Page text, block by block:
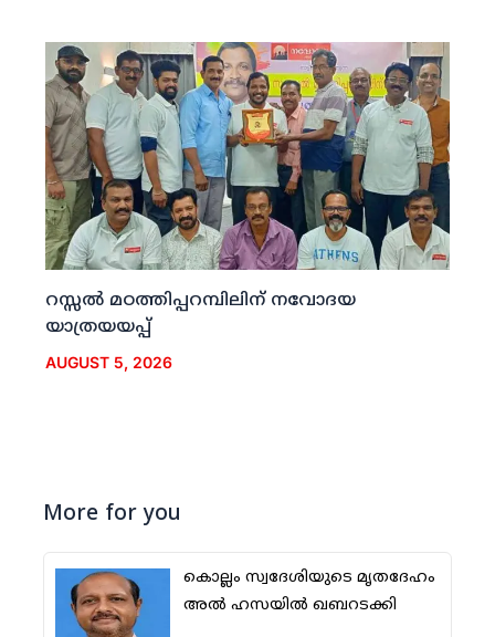
റസ്സല്‍ മഠത്തിപ്പറമ്പിലിന് നവോദയ
യാത്രയയപ്പ്
AUGUST 5, 2026
More for you
കൊല്ലം സ്വദേശിയുടെ മൃതദേഹം
അല്‍ ഹസയില്‍ ഖബറടക്കി